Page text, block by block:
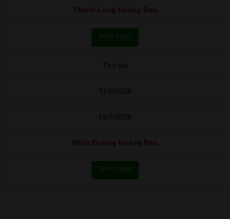
Thanh Long Hoàng Đạo
Xem ngay
Thứ hai
31/8/2026
19/7/2026
Minh Đường Hoàng Đạo
Xem ngay